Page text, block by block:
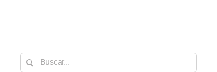
Buscar: